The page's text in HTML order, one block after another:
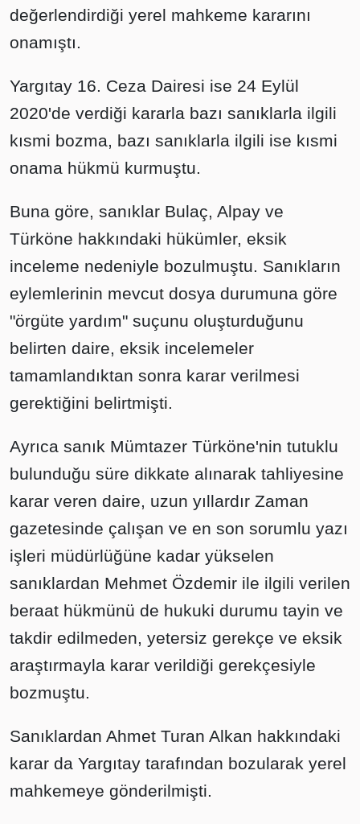
değerlendirdiği yerel mahkeme kararını
onamıştı.
Yargıtay 16. Ceza Dairesi ise 24 Eylül
2020'de verdiği kararla bazı sanıklarla ilgili
kısmi bozma, bazı sanıklarla ilgili ise kısmi
onama hükmü kurmuştu.
Buna göre, sanıklar Bulaç, Alpay ve
Türköne hakkındaki hükümler, eksik
inceleme nedeniyle bozulmuştu. Sanıkların
eylemlerinin mevcut dosya durumuna göre
"örgüte yardım" suçunu oluşturduğunu
belirten daire, eksik incelemeler
tamamlandıktan sonra karar verilmesi
gerektiğini belirtmişti.
Ayrıca sanık Mümtazer Türköne'nin tutuklu
bulunduğu süre dikkate alınarak tahliyesine
karar veren daire, uzun yıllardır Zaman
gazetesinde çalışan ve en son sorumlu yazı
işleri müdürlüğüne kadar yükselen
sanıklardan Mehmet Özdemir ile ilgili verilen
beraat hükmünü de hukuki durumu tayin ve
takdir edilmeden, yetersiz gerekçe ve eksik
araştırmayla karar verildiği gerekçesiyle
bozmuştu.
Sanıklardan Ahmet Turan Alkan hakkındaki
karar da Yargıtay tarafından bozularak yerel
mahkemeye gönderilmişti.